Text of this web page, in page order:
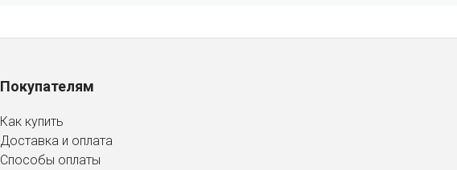
Покупателям
Как купить
Доставка и оплата
Способы оплаты